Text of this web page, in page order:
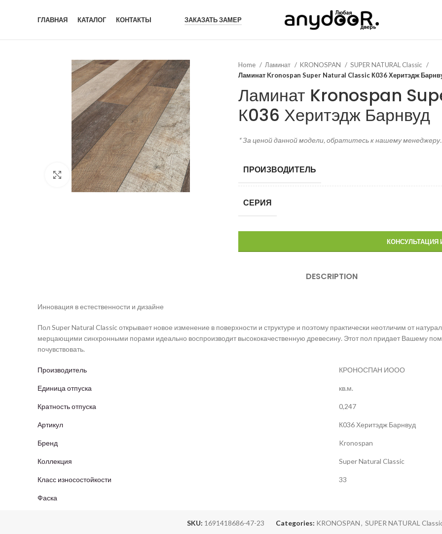
ГЛАВНАЯ КАТАЛОГ КОНТАКТЫ ЗАКАЗАТЬ ЗАМЕР
Click to enlarge
Home Ламинат KRONOSPAN
SUPER NATURAL Classic
Ламинат Kronospan Super Natural Classic К036 Херитэдж
Ламинат Kronospan
К036 Херитэдж Барнвуд
* За ценой данной модели, обратитесь к нашему менеджеру.
ПРОИЗВОДИТЕЛЬ
СЕРИЯ
КОНСУЛЬТАЦИЯ
DESCRIPTION
Инновация в естественности и дизайне
Пол Super Natural Classic открывает новое изменение в поверхности и структуре и поэтому практически неотличим от
мерцающими синхронными порами идеально воспроизводит высококачественную древесину. Этот пол придает Вашему
почувствовать.
Производитель КРОНОСПАН ИООО
Единица отпуска кв.м.
Кратность отпуска 0,247
Артикул К036 Херитэдж Барнвуд
Бренд Kronospan
Коллекция Super Natural Classic
Класс износостойкости 33
Фаска
SKU: 1691418686-47-23 Categories: KRONOSPAN, SUPER NATURAL